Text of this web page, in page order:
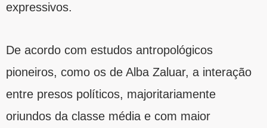
expressivos.
De acordo com estudos antropológicos
pioneiros, como os de Alba Zaluar, a interação
entre presos políticos, majoritariamente
oriundos da classe média e com maior